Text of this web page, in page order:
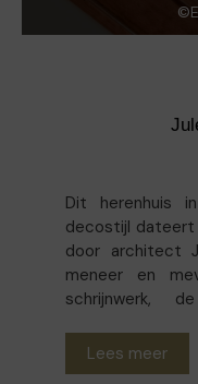
Dit herenhuis
decostijl dateert
door architect
meneer en
schrijnwerk,
dakramen in
overvloedige
Lees meer